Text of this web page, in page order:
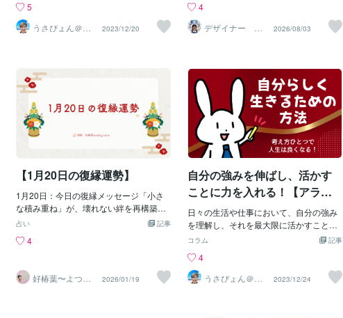
にココナラ出品開始、11月半ばに実績10
になりました！1週間に1件程度、多い週
だと2件の受注という計算になります。ブ
れず悩んでいた時期もありました。デザ
インやイラストは、いつでも、誰でも欲
しい訳ではないですから。最近はココナ
ラで1週間に1、2件ご依頼いただければ
いいなという心持ちでやっており、実際
の受注も途切れることなくコンスタント
にいただいています！ブロンドになるま
でにやったこと5選それでは早速ですが、
ブロンドになるまでにやったこと5選につ
何事も順調であれば、成長や発展は期待
できません。ここでは、うまくいかない
ことが人生で重要な意味を持つ理由に焦
連続だけでは、自分の弱点や課題に気づ
くことが難しいものです。一方で、失敗
や挫折は自分の弱点や改善すべき点を浮
き彫りにし、それに対処するための機会
となります。自分を知り、向上心を持つ
ためには、時折の失敗が欠かせません。
次に、挫折は創造性を引き出す触媒とも
なります。物事がうまくいかないとき、
新しいアプローチや視点が求められま
生み出す原動力となるのです。歴史に名
を刻んだ多くの偉人や成功者たちは、失
敗から学び、逆境を乗り越える中で創造
性を発揮しました。 さらに、挫折は人間
絆を強化します。困難な状況で支え合
い、共に成長することは、人間関係を深
5
うさぴょん＠癒
し系アラフィフ
2023/12/20
たら、8月になり期待を裏切る嬉しいメッ
セージが届いた。出品者ランクがブロン
ズではなくシルバーに変わっていた。バ
てきた結果が、ちゃんと形になったんだ
と思う。私のサービスを購入してくださ
った皆さん、アドバイスをくれたココタ
ロウさん本当にありがとうございまし
た。勝ちガラスの上昇運のお守りも有難
う。これからも、頼んでよかったと思っ
てもらえるものを作っていきます。デザ
イナー COCO
4
デザイナー CO
CO
2026/08/03
【1月20日の復縁運勢】
1月20日：今日の復縁メッセージ「小さ
な積み重ね」が、壊れない絆を再構築す
る日こんにちは。1月20日の復縁運勢を
ンを起こすことよりも、「目に見える
一日です。カードからのメッセージを、
あなたのこれからのアクションに役立て
記事
占い
4
好椿葉〜よつ
ば〜
2026/01/19
自分の強みを伸ばし、活かす
ことに力を入れる！【アラフ
ィフ心理カウンセラー「うさ
ぴょん」のココナラ電話相
談】
日々の生活や仕事において、自分の強み
を理解し、それを最大限に活かすこと
は、成功への近道です。強みを見つけ、
間関係において大きな成果を上げること
ができます。ここでは、強みを発見し、
それを生かすためのアプローチについて
記事
コラム
4
うさぴょん＠癒
し系アラフィフ
2023/12/24